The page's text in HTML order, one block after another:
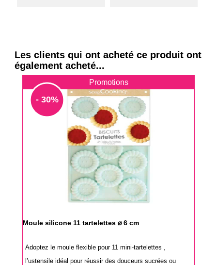
Les clients qui ont acheté ce produit ont
également acheté...
Promotions
- 30%
Moule silicone 11 tartelettes ⌀ 6 cm
Adoptez le moule flexible pour 11 mini-tartelettes ,
l’ustensile idéal pour réussir des douceurs sucrées ou